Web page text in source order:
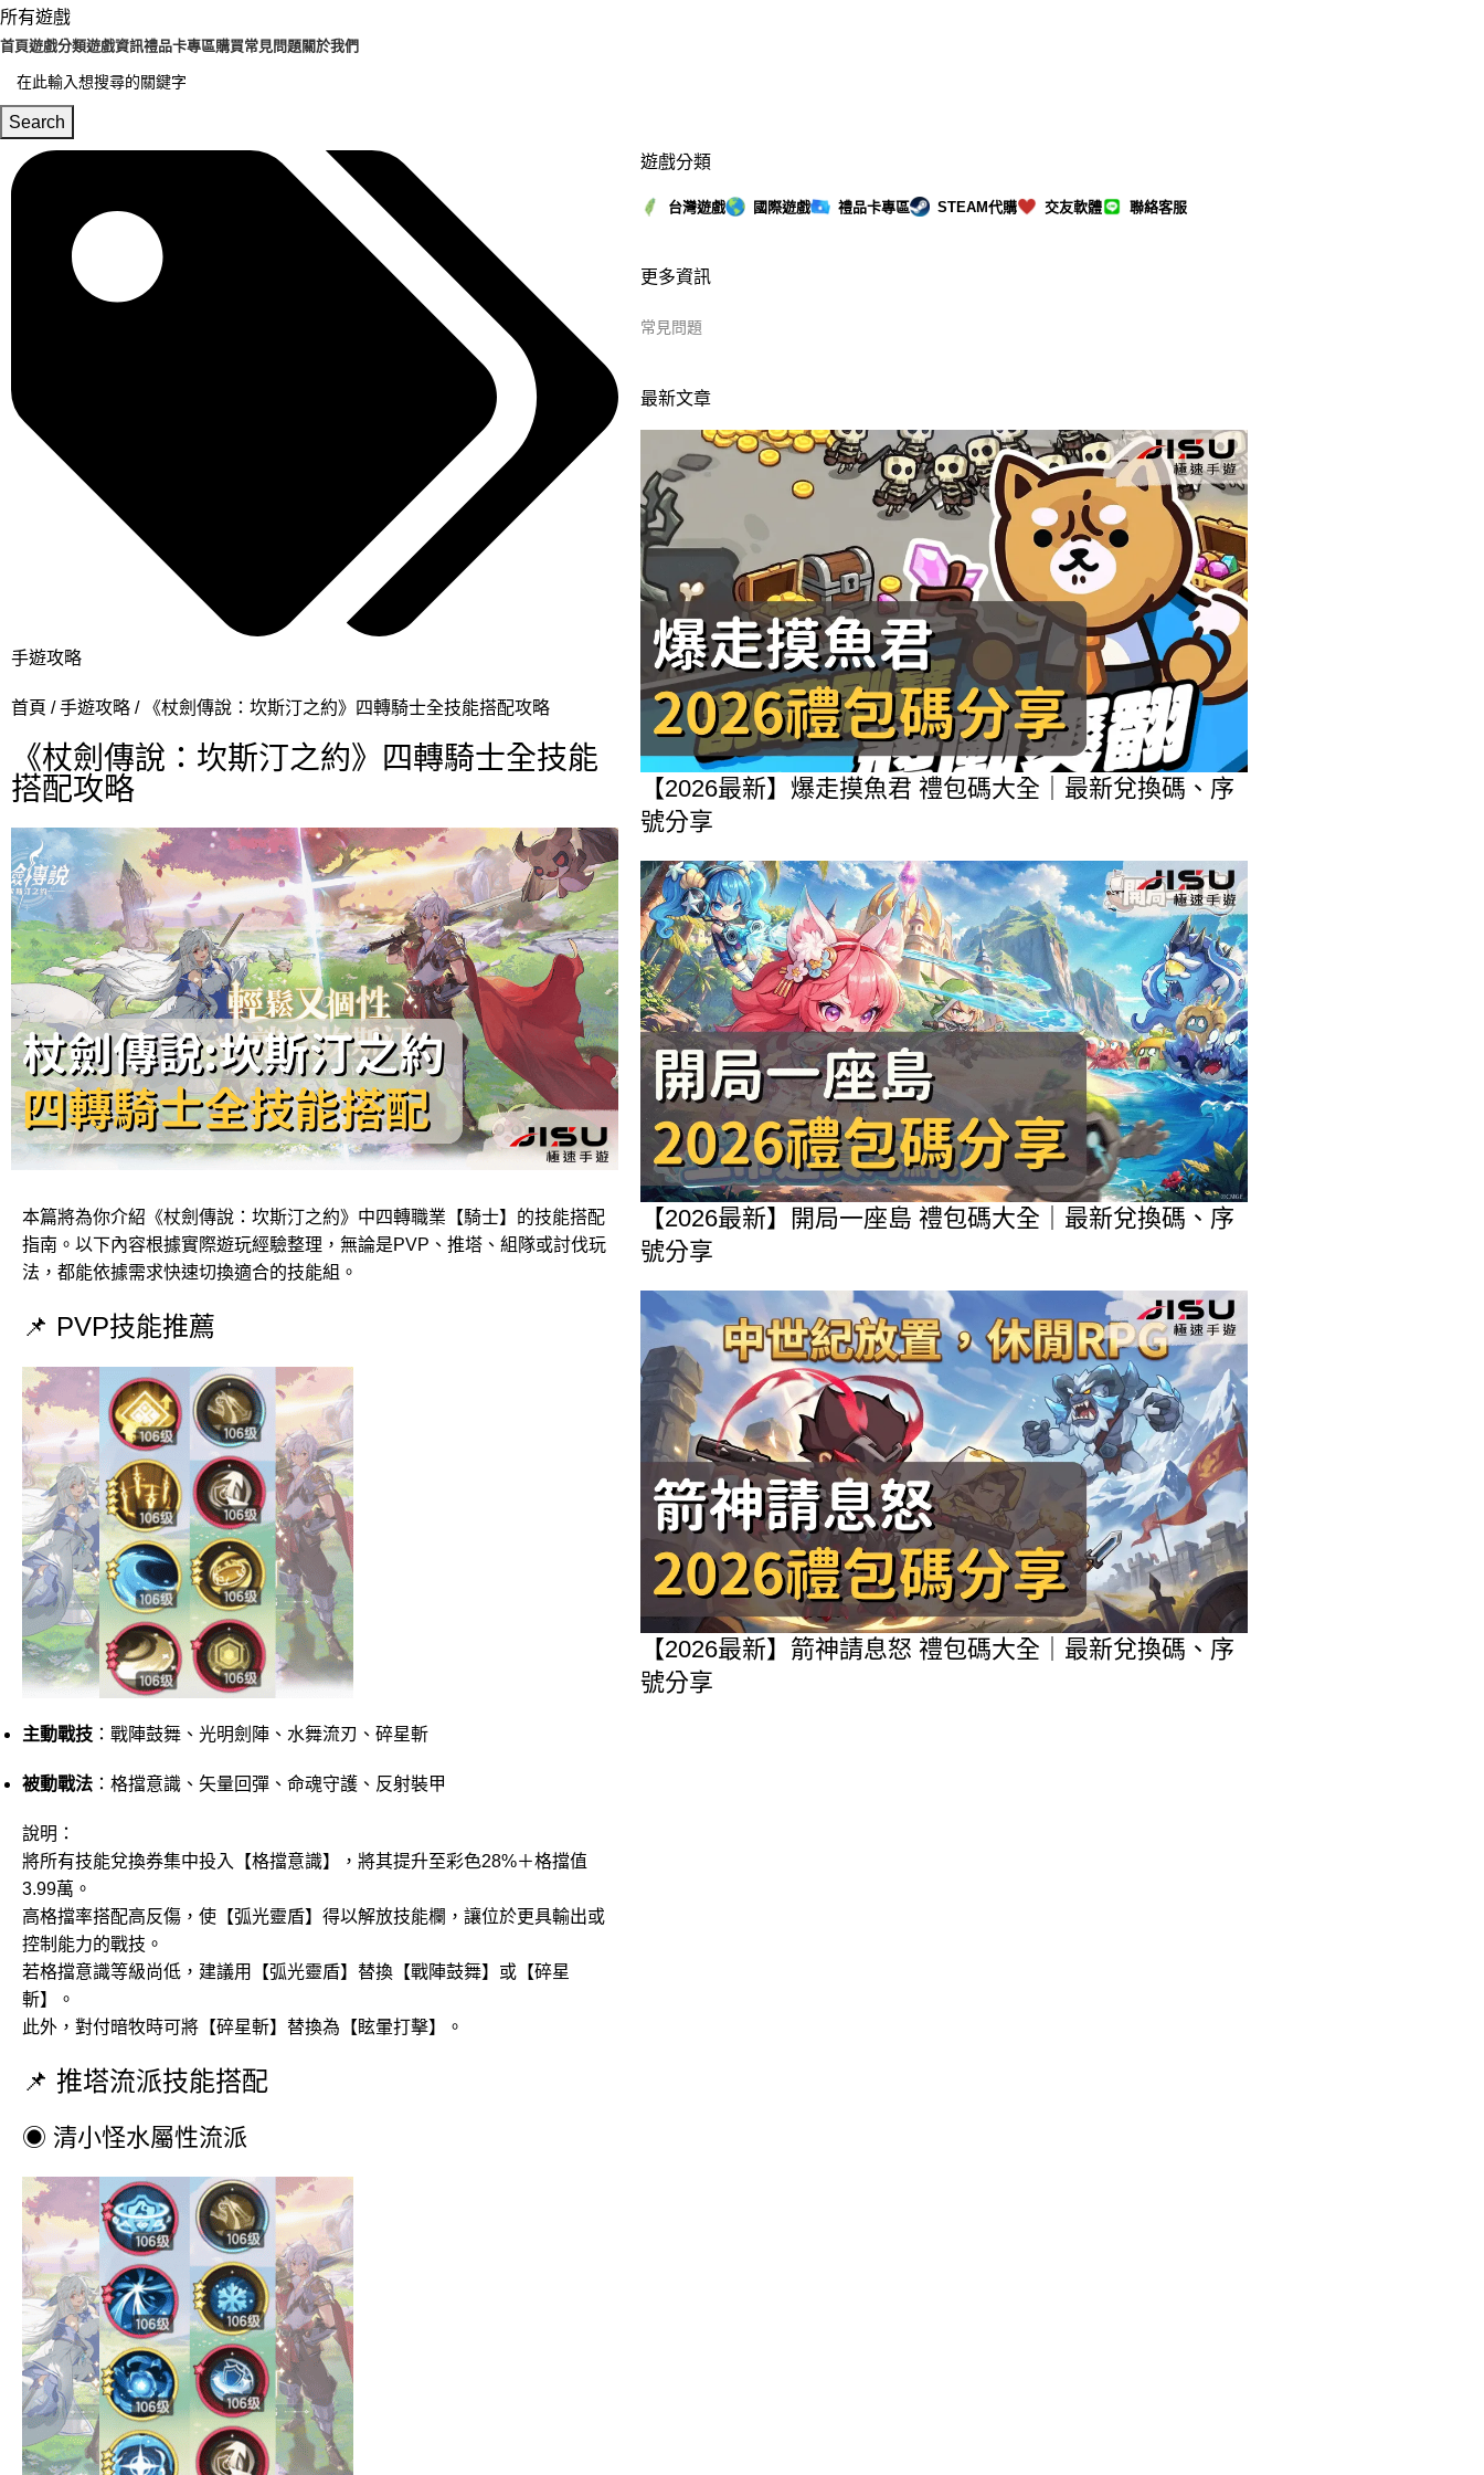
所有遊戲
首頁遊戲分類遊戲資訊禮品卡專區購買常見問題關於我們
Search
手遊攻略
首頁 手遊攻略 《杖劍傳說：坎斯汀之約》四轉騎士全技能搭配攻略
《杖劍傳說：坎斯汀之約》四轉騎士全技能
搭配攻略
本篇將為你介紹《杖劍傳說：坎斯汀之約》中四轉職業【騎士】的技能搭配
指南。以下內容根據實際遊玩經驗整理，無論是PVP、推塔、組隊或討伐玩
法，都能依據需求快速切換適合的技能組。
📌 PVP技能推薦
主動戰技 ：戰陣鼓舞、光明劍陣、水舞流刃、碎星斬
被動戰法 ：格擋意識、矢量回彈、命魂守護、反射裝甲
說明：
將所有技能兌換券集中投入【格擋意識】，將其提升至彩色28%＋格擋值
3.99萬。
高格擋率搭配高反傷，使【弧光靈盾】得以解放技能欄，讓位於更具輸出或
控制能力的戰技。
若格擋意識等級尚低，建議用【弧光靈盾】替換【戰陣鼓舞】或【碎星
斬】。
此外，對付暗牧時可將【碎星斬】替換為【眩暈打擊】。
📌 推塔流派技能搭配
◉ 清小怪水屬性流派
遊戲分類
台灣遊戲 國際遊戲 禮品卡專區 STEAM代購 交友軟體 聯絡客服
更多資訊
常見問題
最新文章
【2026最新】爆走摸魚君 禮包碼大全｜最新兌換碼、序
號分享
【2026最新】開局一座島 禮包碼大全｜最新兌換碼、序
號分享
【2026最新】箭神請息怒 禮包碼大全｜最新兌換碼、序
號分享